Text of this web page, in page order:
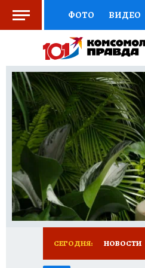
ФОТО ВИДЕО
СОЦПОДДЕРЖКА
ВЫБОР
КНИЖНАЯ ПОЛКА
ПРЕСС-ЦЕНТР
РАДИО КП
СЕГОДНЯ: НОВОСТИ